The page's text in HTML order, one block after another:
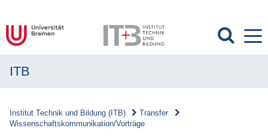
Forschung
ITB
Institut Technik und Bildung (ITB)
Transfer
Wissenschaftskommunikation/Vorträge